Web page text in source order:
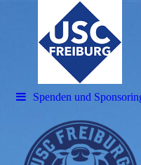
Spenden und